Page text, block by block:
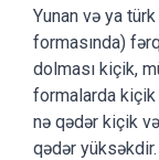
Yunan və ya
formasında)
dolması kiçik,
formalarda kiçik
nə qədər kiçik
qədər yüksəkdir.